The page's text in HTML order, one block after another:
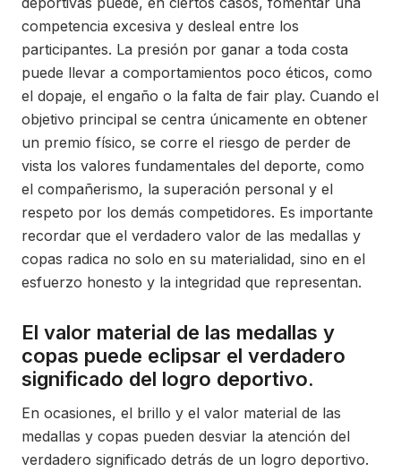
competencia excesiva y desleal entre los
participantes. La presión por ganar a toda costa
puede llevar a comportamientos poco éticos, como
el dopaje, el engaño o la falta de fair play. Cuando el
objetivo principal se centra únicamente en obtener
un premio físico, se corre el riesgo de perder de
vista los valores fundamentales del deporte, como
el compañerismo, la superación personal y el
respeto por los demás competidores. Es importante
recordar que el verdadero valor de las medallas y
copas radica no solo en su materialidad, sino en el
esfuerzo honesto y la integridad que representan.
El valor material de las medallas y
copas puede eclipsar el verdadero
significado del logro deportivo.
En ocasiones, el brillo y el valor material de las
medallas y copas pueden desviar la atención del
verdadero significado detrás de un logro deportivo.